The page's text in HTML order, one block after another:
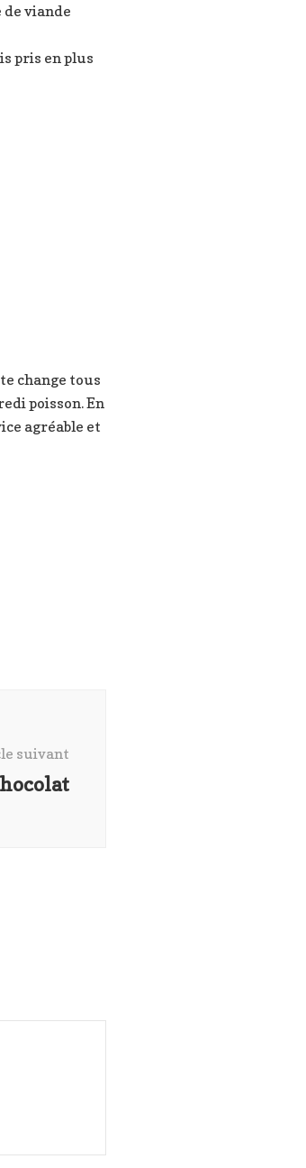
viande
pris en plus
change tous
poisson. En
agréable et
suivant